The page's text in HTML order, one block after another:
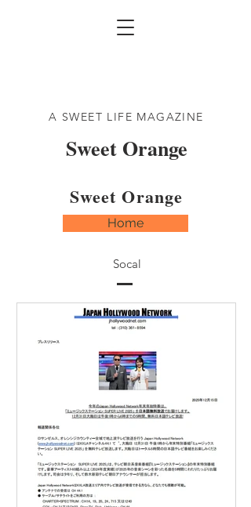
A SWEET LIFE MAGAZINE
Sweet Orange
Sweet Orange
Home
Socal